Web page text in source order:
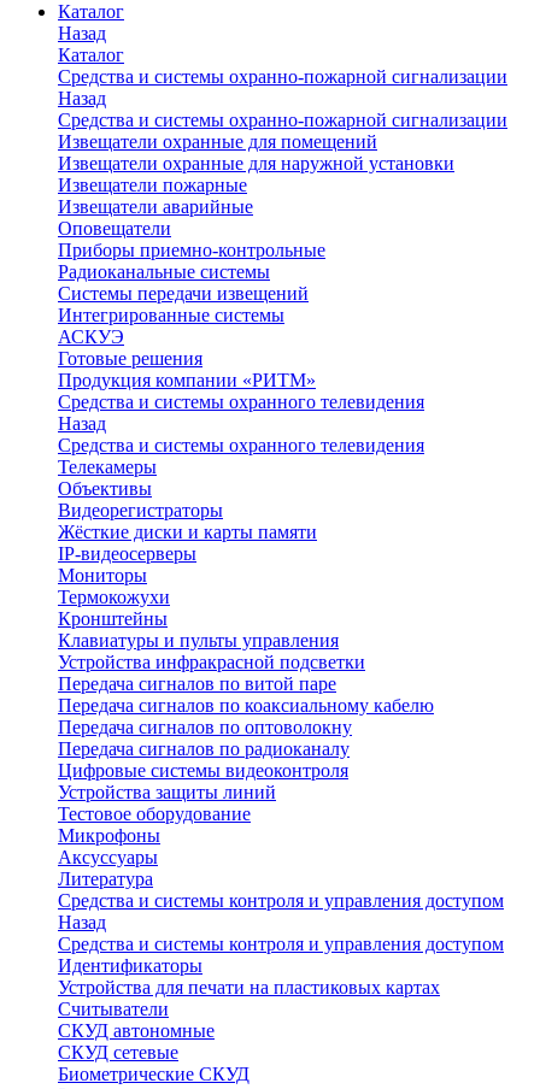
Каталог
Назад
Каталог
Средства и системы охранно-пожарной сигнализации
Назад
Средства и системы охранно-пожарной сигнализации
Извещатели охранные для помещений
Извещатели охранные для наружной установки
Извещатели пожарные
Извещатели аварийные
Оповещатели
Приборы приемно-контрольные
Радиоканальные системы
Системы передачи извещений
Интегрированные системы
АСКУЭ
Готовые решения
Продукция компании «РИТМ»
Средства и системы охранного телевидения
Назад
Средства и системы охранного телевидения
Телекамеры
Объективы
Видеорегистраторы
Жёсткие диски и карты памяти
IP-видеосерверы
Мониторы
Термокожухи
Кронштейны
Клавиатуры и пульты управления
Устройства инфракрасной подсветки
Передача сигналов по витой паре
Передача сигналов по коаксиальному кабелю
Передача сигналов по оптоволокну
Передача сигналов по радиоканалу
Цифровые системы видеоконтроля
Устройства защиты линий
Тестовое оборудование
Микрофоны
Аксуссуары
Литература
Средства и системы контроля и управления доступом
Назад
Средства и системы контроля и управления доступом
Идентификаторы
Устройства для печати на пластиковых картах
Считыватели
СКУД автономные
СКУД сетевые
Биометрические СКУД